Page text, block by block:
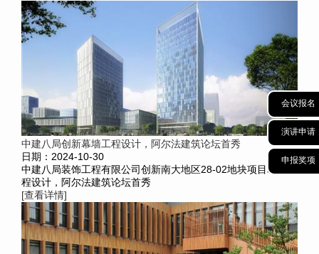
会议报名
演讲申请
申报奖项
中建八局创新幕墙工程设计，阿尔法建筑论坛首秀
日期：2024-10-30
中建八局装饰工程有限公司创新南大地区28-02地块项目幕墙工
程设计，阿尔法建筑论坛首秀
[查看详情]